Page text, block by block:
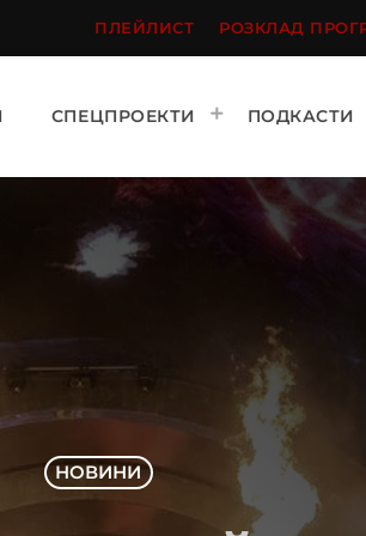
ПЛЕЙЛИСТ РОЗКЛАД
СПЕЦПРОЕКТИ ПОДКАСТИ
НОВИНИ